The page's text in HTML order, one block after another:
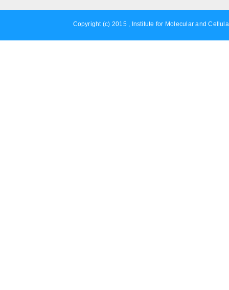
Copyright (c) 2015 , Institute for Molecular and